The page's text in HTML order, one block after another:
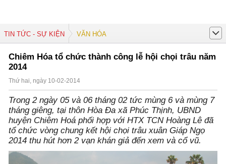
TIN TỨC - SỰ KIỆN VĂN HÓA
Chiêm Hóa tổ chức thành công lễ hội chọi trâu năm
2014
Thứ hai, ngày 10-02-2014
Trong 2 ngày 05 và 06 tháng 02 tức mùng 6 và mùng 7
tháng giêng, tại thôn Hòa Đa xã Phúc Thịnh, UBND
huyện Chiêm Hoá phối hợp với HTX TCN Hoàng Lê đã
tổ chức vòng chung kết hội chọi trâu xuân Giáp Ngọ
2014 thu hút hơn 2 vạn khán giả đến xem và cổ vũ.